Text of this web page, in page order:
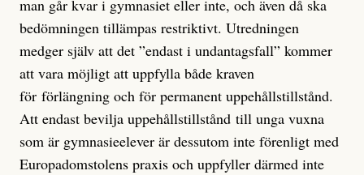
man går kvar i gymnasiet eller inte, och även då ska
bedömningen tillämpas restriktivt. Utredningen
medger själv att det ”endast i undantagsfall” kommer
att vara möjligt att uppfylla både kraven
för förlängning och för permanent uppehållstillstånd.
Att endast bevilja uppehållstillstånd till unga vuxna
som är gymnasieelever är dessutom inte förenligt med
Europadomstolens praxis och uppfyller därmed inte